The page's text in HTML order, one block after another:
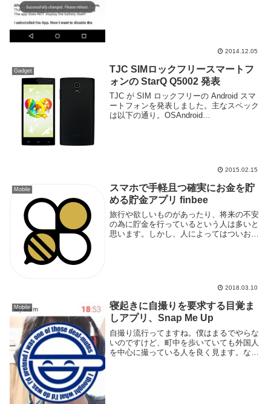
2014.12.05
Gadget
TJC SIMロックフリースマートフ
ォンの StarQ Q5002 発表
TJC が SIM ロックフリーの Android スマ
ートフォンを発表しました。主なスペック
は以下の通り。OSAndroid
2015.02.15
Mobile
スマホで手軽且つ確実にお金を貯
める貯金アプリ finbee
旅行や欲しいものがあったり、将来の不安
の為に貯金を行っているという人は多いと
思います。しかし、人によってはついお金
2018.03.10
Mobile
寝起きに自撮りを要求する目覚ま
しアプリ、Snap Me Up
自撮り流行ってますね。僕はまるでやらな
いのですけど、町中を歩いていても外国人
を中心に撮っている人を良く見ます。なん